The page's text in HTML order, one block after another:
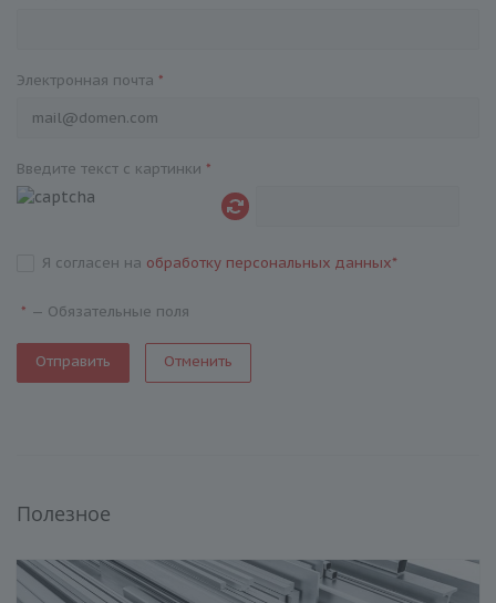
Электронная почта *
Введите текст с картинки *
Я согласен на обработку персональных данных*
* — Обязательные поля
Отменить
Полезное